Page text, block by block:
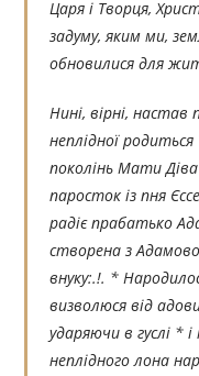
Царя і Творця,
задуму, яким ми,
обновилися для
Нині, вірні,
неплідної
поколінь Мати
паросток із пня
радіє прабатько
створена з
внуку:.!. *
визволюся від
ударяючи в гуслі *
неплідного лона